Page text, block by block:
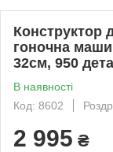
Конструктор
гоночна
32см, 950
В наявності
Код: 8602
2 995 ₴